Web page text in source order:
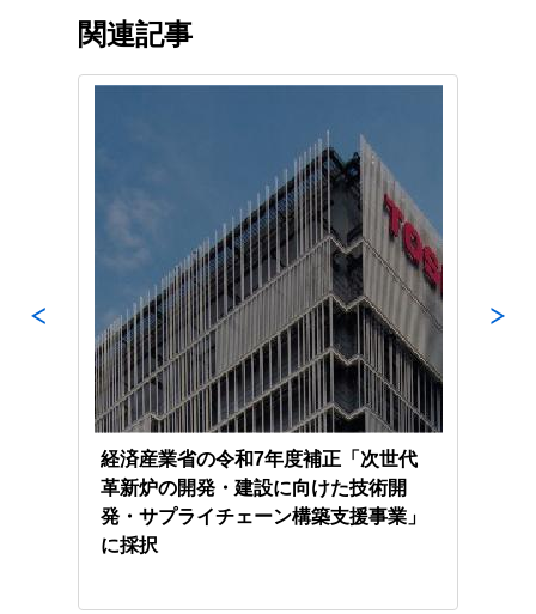
関連記事
経済産業省の令和7年度補正「次世代
革新炉の開発・建設に向けた技術開
発・サプライチェーン構築支援事業」
に採択